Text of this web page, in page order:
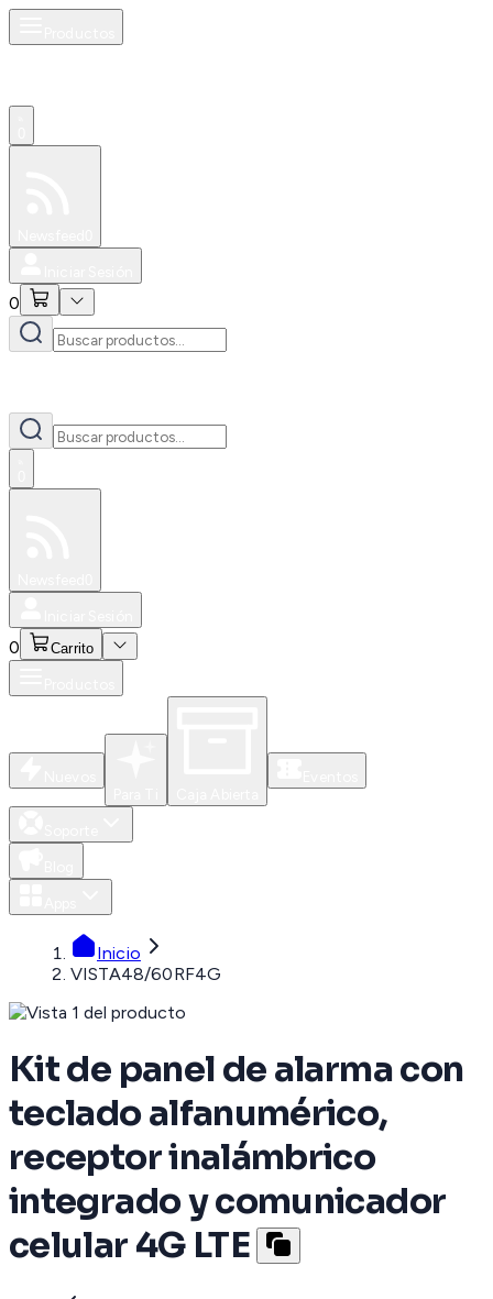
0
0 Carrito
Inicio
VISTA48/60RF4G
Kit de panel de alarma con
teclado alfanumérico,
receptor inalámbrico
integrado y comunicador
celular 4G LTE